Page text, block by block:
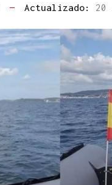
— Actualizado: 20